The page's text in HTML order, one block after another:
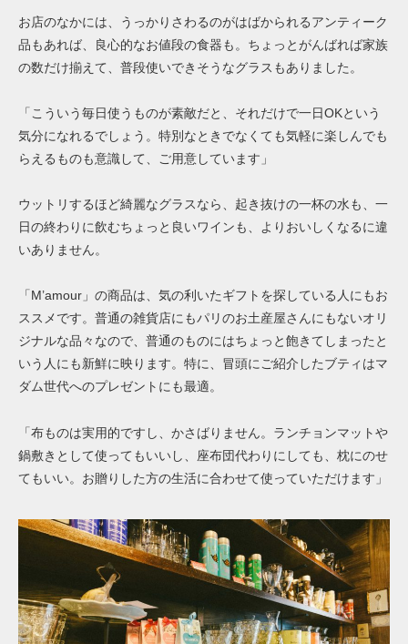
お店のなかには、うっかりさわるのがはばかられるアンティーク
品もあれば、良心的なお値段の食器も。ちょっとがんばれば家族
の数だけ揃えて、普段使いできそうなグラスもありました。
「こういう毎日使うものが素敵だと、それだけで一日OKという
気分になれるでしょう。特別なときでなくても気軽に楽しんでも
らえるものも意識して、ご用意しています」
ウットリするほど綺麗なグラスなら、起き抜けの一杯の水も、一
日の終わりに飲むちょっと良いワインも、よりおいしくなるに違
いありません。
「M’amour」の商品は、気の利いたギフトを探している人にもお
ススメです。普通の雑貨店にもパリのお土産屋さんにもないオリ
ジナルな品々なので、普通のものにはちょっと飽きてしまったと
いう人にも新鮮に映ります。特に、冒頭にご紹介したブティはマ
ダム世代へのプレゼントにも最適。
「布ものは実用的ですし、かさばりません。ランチョンマットや
鍋敷きとして使ってもいいし、座布団代わりにしても、枕にのせ
てもいい。お贈りした方の生活に合わせて使っていただけます」